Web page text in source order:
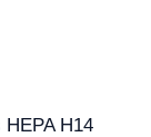
H14